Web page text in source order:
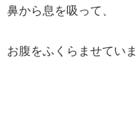
鼻から息を吸って、
お腹をふくらませてい